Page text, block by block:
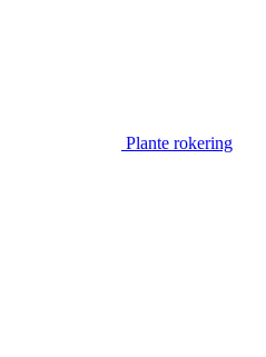
Plante rokering